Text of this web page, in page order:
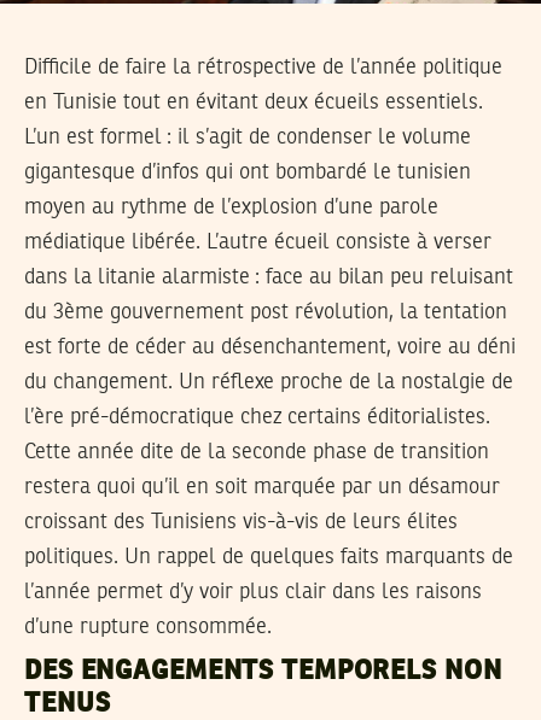
Difficile de faire la rétrospective de l’année politique
en Tunisie tout en évitant deux écueils essentiels.
L’un est formel : il s’agit de condenser le volume
gigantesque d’infos qui ont bombardé le tunisien
moyen au rythme de l’explosion d’une parole
médiatique libérée. L’autre écueil consiste à verser
dans la litanie alarmiste : face au bilan peu reluisant
du 3ème gouvernement post révolution, la tentation
est forte de céder au désenchantement, voire au déni
du changement. Un réflexe proche de la nostalgie de
l’ère pré-démocratique chez certains éditorialistes.
Cette année dite de la seconde phase de transition
restera quoi qu’il en soit marquée par un désamour
croissant des Tunisiens vis-à-vis de leurs élites
politiques. Un rappel de quelques faits marquants de
l’année permet d’y voir plus clair dans les raisons
d’une rupture consommée.
DES ENGAGEMENTS TEMPORELS NON
TENUS